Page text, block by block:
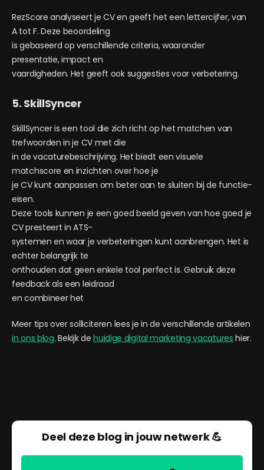
RezScore analyseert je CV en geeft het een lettercijfer, van
A tot F. Deze beoordeling
is gebaseerd op verschillende criteria, waaronder
presentatie, impact en
vaardigheden. Het geeft ook suggesties voor verbetering.
5. SkillSyncer
SkillSyncer is een tool die zich richt op het matchen van
trefwoorden in je CV met die
in de vacaturebeschrijving. Het biedt een visuele
matchscore en inzichten over hoe je
je CV kunt aanpassen om beter aan te sluiten bij de functie-
eisen.
Deze tools kunnen je een goed beeld geven van hoe goed je
CV presteert in ATS-
systemen en waar je verbeteringen kunt aanbrengen. Het is
echter belangrijk te
onthouden dat geen enkele tool perfect is. Gebruik deze
feedback als een leidraad
en combineer het
Meer tips over solliciteren lees je in de verschillende artikelen
in ons blog. Bekijk dehuidige digital marketing vacatures hier.
Deel deze blog in jouw netwerk 💪